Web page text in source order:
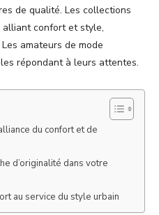
de qualité. Les collections
confort et style,
amateurs de mode
répondant à leurs attentes.
du confort et de
d’originalité dans votre
au service du style urbain